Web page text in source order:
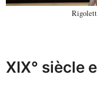
XIX° siècle